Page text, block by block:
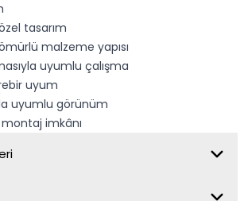
tasarım
malzeme yapısı
uyumlu çalışma
uyum
uyumlu görünüm
imkânı